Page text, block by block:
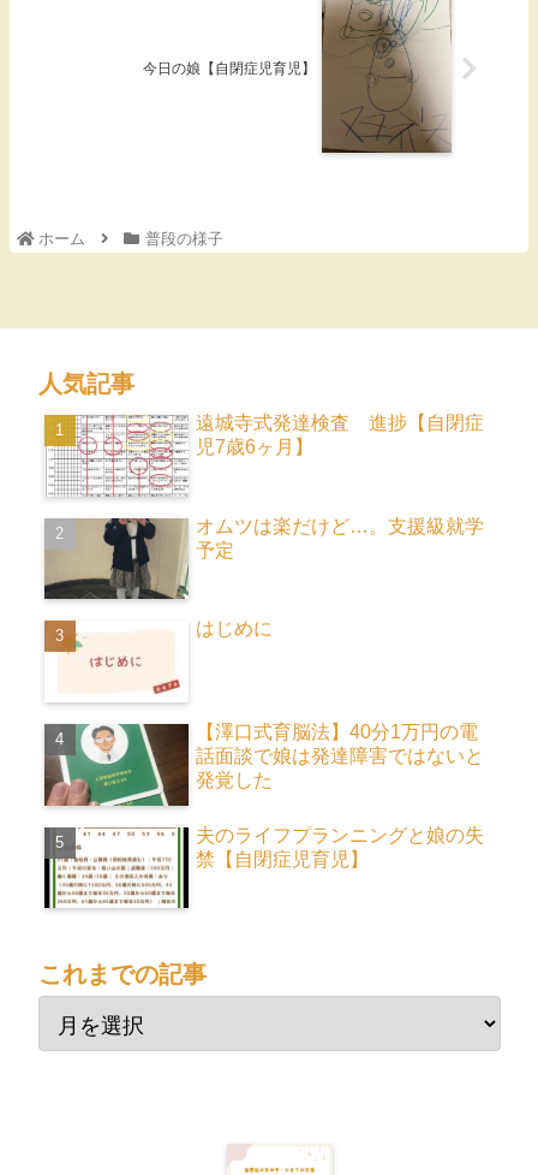
今日の娘【自閉症児育児】
ホーム 普段の様子
人気記事
遠城寺式発達検査 進捗【自閉症
児7歳6ヶ月】
オムツは楽だけど…。支援級就学
予定
はじめに
【澤口式育脳法】40分1万円の電
話面談で娘は発達障害ではないと
発覚した
夫のライフプランニングと娘の失
禁【自閉症児育児】
これまでの記事